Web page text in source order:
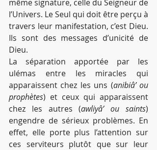
même signature, celle du Seigneur de
l’Univers. Le Seul qui doit être perçu à
travers leur manifestation, c’est Dieu.
Ils sont des messages d’unicité de
Dieu.
La séparation apportée par les
ulémas entre les miracles qui
apparaissent chez les uns (anibiâ’ ou
prophètes) et ceux qui apparaissent
chez les autres (awliyâ’ ou saints)
engendre de sérieux problèmes. En
effet, elle porte plus l’attention sur
ces serviteurs plutôt que sur leur